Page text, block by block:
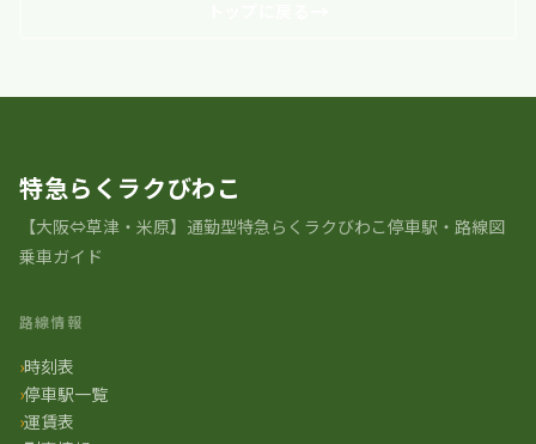
特急らくラクびわこ
【大阪⇔草津・米原】通勤型特急らくラクびわこ停車駅・路線図
乗車ガイド
路線情報
時刻表
停車駅一覧
運賃表